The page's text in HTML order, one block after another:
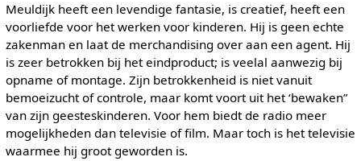
Meuldijk heeft een levendige fantasie, is creatief, heeft een
voorliefde voor het werken voor kinderen. Hij is geen echte
zakenman en laat de merchandising over aan een agent. Hij
is zeer betrokken bij het eindproduct; is veelal aanwezig bij
opname of montage. Zijn betrokkenheid is niet vanuit
bemoeizucht of controle, maar komt voort uit het ‘bewaken”
van zijn geesteskinderen. Voor hem biedt de radio meer
mogelijkheden dan televisie of film. Maar toch is het televisie
waarmee hij groot geworden is.